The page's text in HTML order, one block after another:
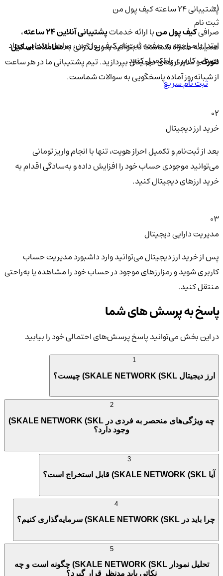
پشتیبانی ۲۴ ساعته کیف پول من
صرافیکیف پول منبا ارائه خدماتپشتیبانی آنلاین ۲۴ ساعته
،
همیشه همراه شماست تا بتوانید بدون نگرانی بهمعاملات اسکیل
نتورکو سایر ارزهای دیجیتال بپردازید. تیم پشتیبانی ما در هر ساعت
از شبانه‌روز آماده پاسخگویی به سوالات شماست.
01
ثبت نام
ابتدا با مراجعه به صفحه ثبت‌نام کیف‌ پول من، مراحل ابتدایی ایجاد
حساب کاربری را تکمیل کنید.
ثبت نام سریع
02
خرید ارز دیجیتال
بعد از ثبت‌نام و تکمیل احراز هویت، تنها با انجام واریز تومانی
می‌توانید موجودی حساب خود را افزایش داده و به‌سادگی اقدام به
خرید ارزهای دیجیتال کنید.
03
مدیریت دارایی دیجیتال
پس از خرید ارز دیجیتال می‌توانید وارد داشبورد مدیریت حساب
کاربری شوید و رمزارزهای موجود در حساب خود را مشاهده یا به‌راحتی
منتقل کنید.
پاسخ به پرسش های شما
در این بخش می‌توانید پاسخ پرسش‌های احتمالی خود را بیابید
ارز دیجیتال SKALE NETWORK (SKL) چیست؟
چه ویژگی‌های منحصر به فردی در SKALE NETWORK (SKL)
وجود دارد؟
آیا SKALE NETWORK (SKL) قابل استخراج است؟
چرا باید در SKALE NETWORK (SKL) سرمایه‌گذاری کنیم؟
تحلیل نمودار SKALE NETWORK (SKL) چگونه است و چه
نکاتی باید مدنظر قرار گیرد؟